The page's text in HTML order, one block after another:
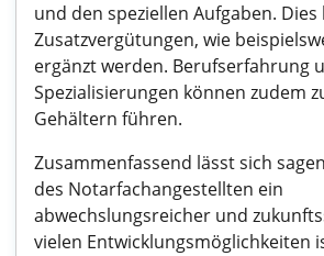
und den speziellen Aufgaben.
Zusatzvergütungen, wie
ergänzt werden. Berufserfahrung
Spezialisierungen können zudem
Gehältern führen.
Zusammenfassend lässt sich
des Notarfachangestellten ein
abwechslungsreicher und
vielen Entwicklungsmöglichkeiten